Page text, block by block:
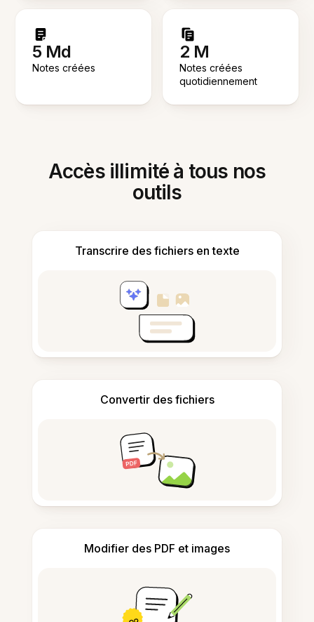
5 Md
Notes créées
2 M
Notes créées
quotidiennement
Accès illimité à tous nos
outils
Transcrire des fichiers en texte
Convertir des fichiers
Modifier des PDF et images